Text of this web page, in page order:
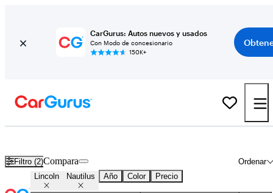
CarGurus: Autos nuevos y usados
Con Modo de concesionario
150K+
Filtro (2) Ordenar
Compara
Lincoln Nautilus Año Color Precio